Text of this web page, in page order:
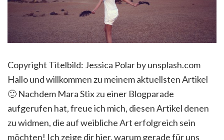
Copyright Titelbild: Jessica Polar by unsplash.com
Hallo und willkommen zu meinem aktuellsten Artikel
🙂 Nachdem Mara Stix zu einer Blogparade
aufgerufen hat, freue ich mich, diesen Artikel denen
zu widmen, die auf weibliche Art erfolgreich sein
möchten! Ich zeige dir hier, warum gerade für uns